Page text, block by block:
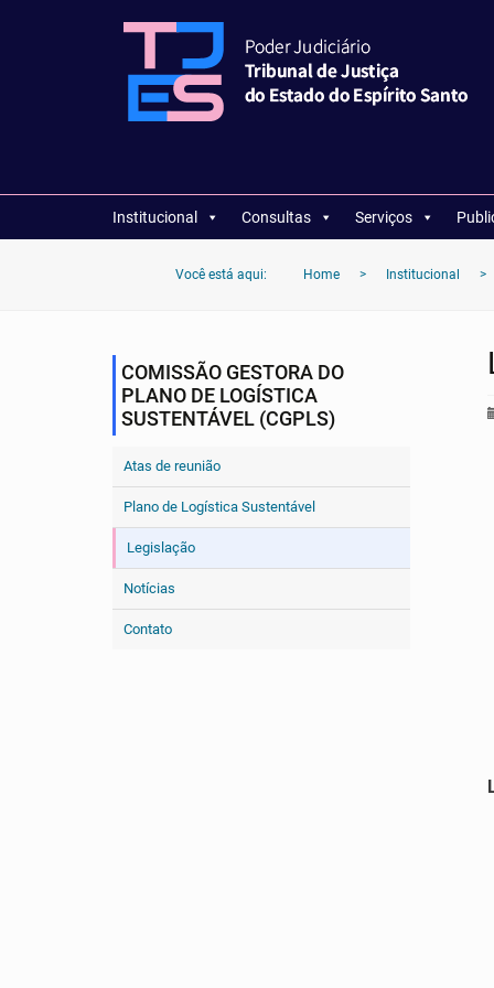
Institucional Consultas Serviços
Você está aqui: Home > Institucional >
COMISSÃO GESTORA DO
PLANO DE LOGÍSTICA
SUSTENTÁVEL (CGPLS)
Atas de reunião
Plano de Logística Sustentável
Legislação
Notícias
Contato